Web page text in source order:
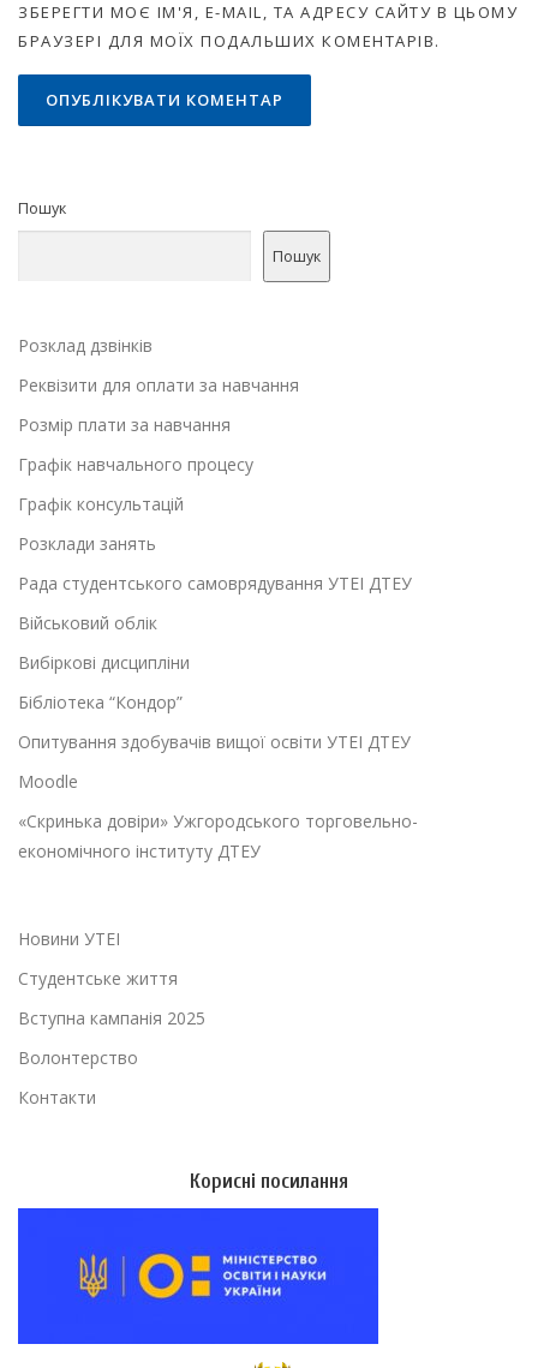
ЗБЕРЕГТИ МОЄ ІМ'Я, E-MAIL, ТА АДРЕСУ САЙТУ В ЦЬОМУ
БРАУЗЕРІ ДЛЯ МОЇХ ПОДАЛЬШИХ КОМЕНТАРІВ.
Пошук
Пошук
Розклад дзвінків
Реквізити для оплати за навчання
Розмір плати за навчання
Графік навчального процесу
Графік консультацій
Розклади занять
Рада студентського самоврядування УТЕІ ДТЕУ
Військовий облік
Вибіркові дисципліни
Бібліотека “Кондор”
Опитування здобувачів вищої освіти УТЕІ ДТЕУ
Moodle
«Скринька довіри» Ужгородського торговельно-
економічного інституту ДТЕУ
Новини УТЕІ
Студентське життя
Вступна кампанія 2025
Волонтерство
Контакти
Корисні посилання